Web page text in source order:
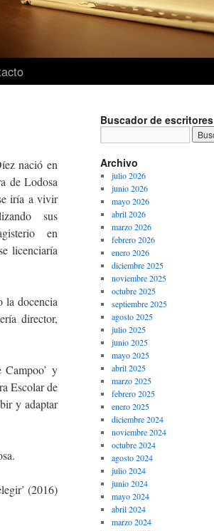
nació en
de Lodosa
iría a vivir
sus
en
licenciaría
la docencia
director,
y
Escolar de
y adaptar
(2016)
Buscador de escritores
Archivo
julio 2026
junio 2026
mayo 2026
abril 2026
marzo 2026
febrero 2026
enero 2026
diciembre 2025
noviembre 2025
octubre 2025
septiembre 2025
agosto 2025
julio 2025
junio 2025
mayo 2025
abril 2025
marzo 2025
febrero 2025
enero 2025
diciembre 2024
noviembre 2024
octubre 2024
agosto 2024
julio 2024
junio 2024
mayo 2024
abril 2024
marzo 2024